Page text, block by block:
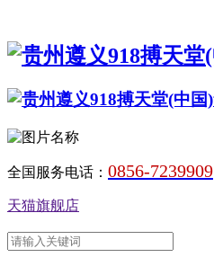
全国服务电话： 0856-7239909
天猫旗舰店